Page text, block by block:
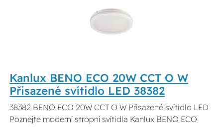
Kanlux BENO ECO 20W CCT O W
Přisazené svítidlo LED 38382
38382 BENO ECO 20W CCT O W Přisazené svítidlo LED
Poznejte moderní stropní svítidla Kanlux BENO ECO